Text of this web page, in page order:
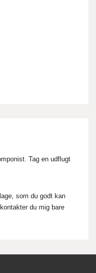
Tag en udflugt
som du godt kan
du mig bare